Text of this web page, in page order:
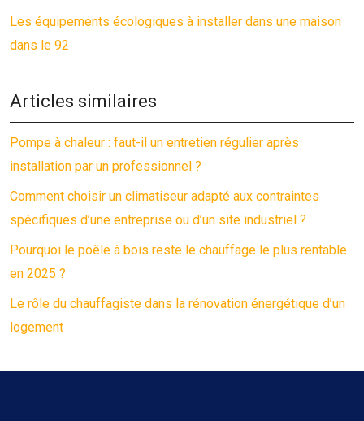
Les équipements écologiques à installer dans une maison
dans le 92
Articles similaires
Pompe à chaleur : faut-il un entretien régulier après
installation par un professionnel ?
Comment choisir un climatiseur adapté aux contraintes
spécifiques d’une entreprise ou d’un site industriel ?
Pourquoi le poêle à bois reste le chauffage le plus rentable
en 2025 ?
Le rôle du chauffagiste dans la rénovation énergétique d’un
logement